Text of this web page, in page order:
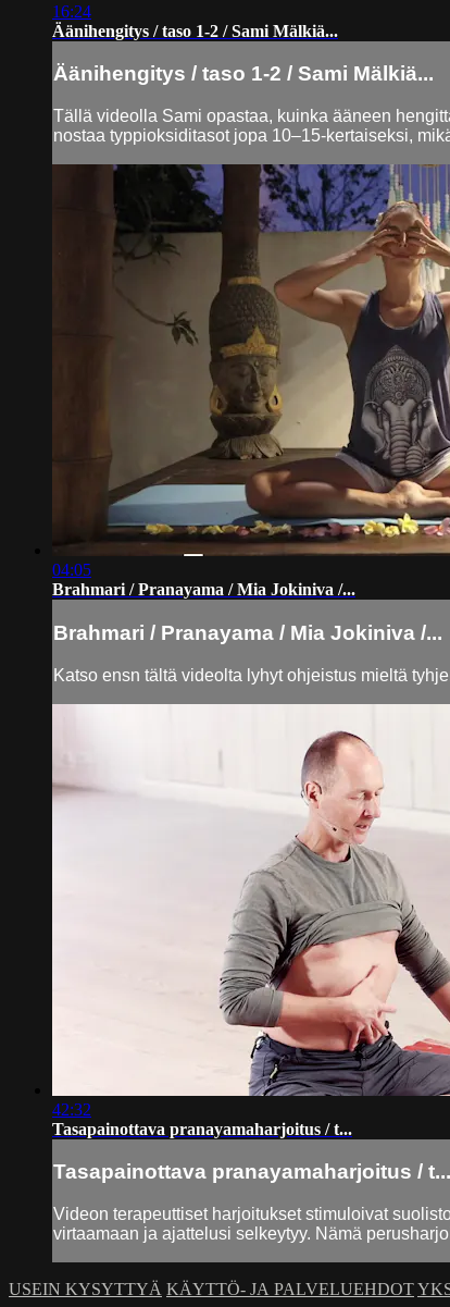
16:24
Äänihengitys / taso 1-2 / Sami Mälkiä...
Äänihengitys / taso 1-2 / Sami Mälkiä...
Tällä videolla Sami opastaa, kuinka ääneen
nostaa typpioksiditasot jopa 10–15-kertaiseksi,
04:05
Brahmari / Pranayama / Mia Jokiniva /...
Brahmari / Pranayama / Mia Jokiniva /...
Katso ensn tältä videolta lyhyt ohjeistus mieltä
42:32
Tasapainottava pranayamaharjoitus / t...
Tasapainottava pranayamaharjoitus / t...
Videon terapeuttiset harjoitukset stimuloivat
virtaamaan ja ajattelusi selkeytyy. Nämä
USEIN KYSYTTYÄ KÄYTTÖ- JA PALVELUEHDOT